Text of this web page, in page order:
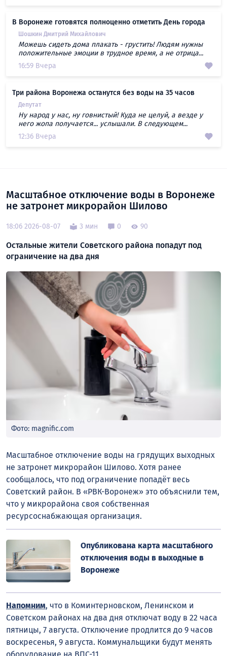
В Воронеже готовятся полноценно отметить День города
Шошкин Дмитрий Михайлович
Можешь сидеть дома плакать - грустить! Людям нужны
положительные эмоции в трудное время, а не отрица...
16:59 Вчера
Три района Воронежа останутся без воды на 35 часов
Депутат
Ну народ у нас, ну говнистый! Куда не целуй, а везде у
него жопа получается... услышали. В следующем...
12:36 Вчера
Масштабное отключение воды в Воронеже
не затронет микрорайон Шилово
18:06 2026-08-07 3 мин 0 90
Остальные жители Советского района попадут под
ограничение на два дня
Фото: magnific.com
Масштабное отключение воды на грядущих выходных
не затронет микрорайон Шилово. Хотя ранее
сообщалось, что под ограничение попадёт весь
Советский район. В «РВК-Воронеж» это объяснили тем,
что у микрорайона своя собственная
ресурсоснабжающая организация.
Опубликована карта масштабного
отключения воды в выходные в
Воронеже
Напомним, что в Коминтерновском, Ленинском и
Советском районах на два дня отключат воду в 22 часа
пятницы, 7 августа. Отключение продлится до 9 часов
воскресенья, 9 августа. Коммунальщики будут менять